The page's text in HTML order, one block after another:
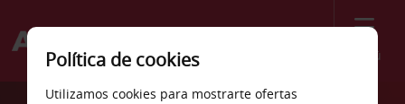
Menú
Welcome
Política de cookies
Utilizamos cookies para mostrarte ofertas